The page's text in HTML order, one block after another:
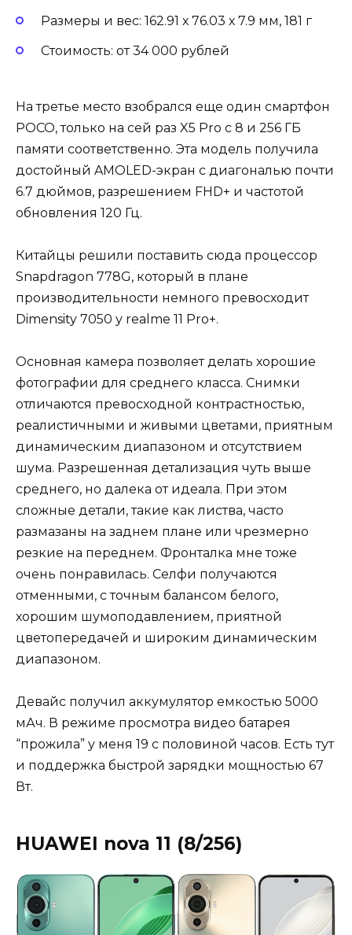
Размеры и вес: 162.91 х 76.03 х 7.9 мм, 181 г
Стоимость: от 34 000 рублей
На третье место взобрался еще один смартфон
POCO, только на сей раз X5 Pro с 8 и 256 ГБ
памяти соответственно. Эта модель получила
достойный AMOLED-экран с диагональю почти
6.7 дюймов, разрешением FHD+ и частотой
обновления 120 Гц.
Китайцы решили поставить сюда процессор
Snapdragon 778G, который в плане
производительности немного превосходит
Dimensity 7050 у realme 11 Pro+.
Основная камера позволяет делать хорошие
фотографии для среднего класса. Снимки
отличаются превосходной контрастностью,
реалистичными и живыми цветами, приятным
динамическим диапазоном и отсутствием
шума. Разрешенная детализация чуть выше
среднего, но далека от идеала. При этом
сложные детали, такие как листва, часто
размазаны на заднем плане или чрезмерно
резкие на переднем. Фронталка мне тоже
очень понравилась. Селфи получаются
отменными, с точным балансом белого,
хорошим шумоподавлением, приятной
цветопередачей и широким динамическим
диапазоном.
Девайс получил аккумулятор емкостью 5000
мАч. В режиме просмотра видео батарея
“прожила” у меня 19 с половиной часов. Есть тут
и поддержка быстрой зарядки мощностью 67
Вт.
HUAWEI nova 11 (8/256)